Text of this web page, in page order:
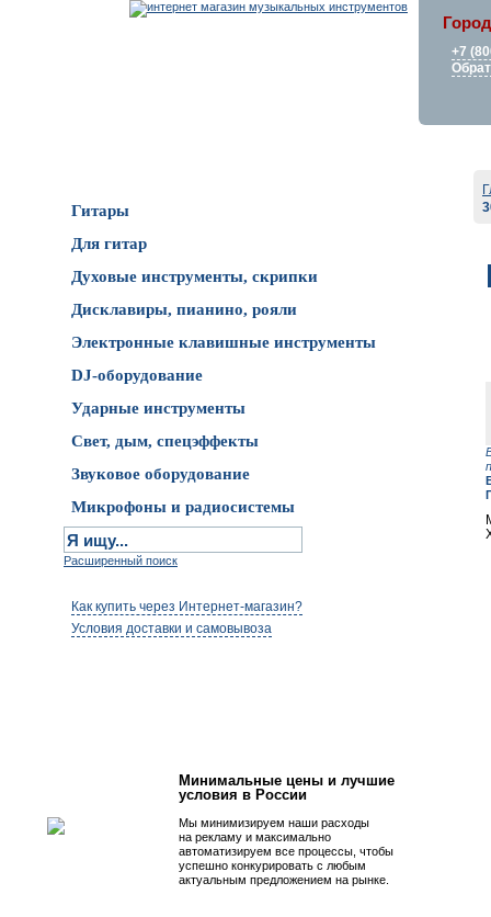
+7
Гитары
Для гитар
Духовые инструменты, скрипки
Дисклавиры, пианино, рояли
Электронные клавишные инструменты
DJ-оборудование
Ударные инструменты
Свет, дым, спецэффекты
Звуковое оборудование
Микрофоны и радиосистемы
Расширенный поиск
Как купить через Интернет-магазин?
Условия доставки и самовывоза
Минимальные цены и лучшие
условия в России
Мы минимизируем наши расходы
на рекламу и максимально
автоматизируем все процессы, чтобы
успешно конкурировать с любым
актуальным предложением на рынке.